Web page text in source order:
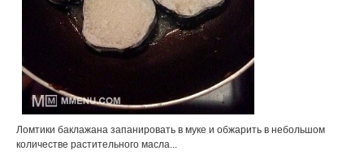
Ломтики баклажана запанировать в муке и обжарить в небольшом
количестве растительного масла...